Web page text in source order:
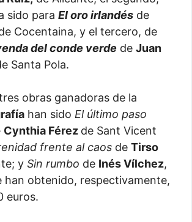
sido para El oro irlandés de
Cocentaina, y el tercero, de
del conde verde de Juan
Santa Pola.
obras ganadoras de la
han sido El último paso
Cynthia Férez de Sant Vicent
frente al caos de Tirso
y Sin rumbo de Inés Vílchez,
han obtenido, respectivamente,
euros.